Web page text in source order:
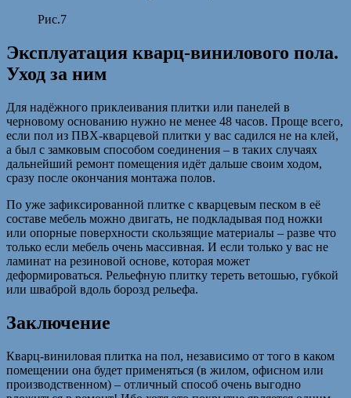
Рис.7
Эксплуатация кварц-винилового пола.
Уход за ним
Для надёжного приклеивания плитки или панелей в
черновому основанию нужно не менее 48 часов. Проще всего,
если пол из ПВХ-кварцевой плитки у вас садился не на клей,
а был с замковым способом соединения – в таких случаях
дальнейший ремонт помещения идёт дальше своим ходом,
сразу после окончания монтажа полов.
По уже зафиксированной плитке с кварцевым песком в её
составе мебель можно двигать, не подкладывая под ножки
или опорные поверхности скользящие материалы – разве что
только если мебель очень массивная. И если только у вас не
ламинат на резиновой основе, которая может
деформироваться. Рельефную плитку тереть ветошью, губкой
или шваброй вдоль борозд рельефа.
Заключение
Кварц-виниловая плитка на пол, независимо от того в каком
помещении она будет применяться (в жилом, офисном или
производственном) – отличный способ очень выгодно